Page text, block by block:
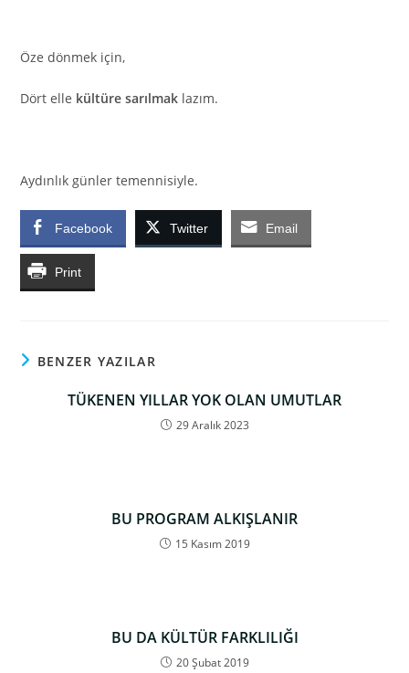
Öze dönmek için,
Dört elle kültüre sarılmak lazım.
Aydınlık günler temennisiyle.
Facebook Twitter Email
Print
BENZER YAZILAR
TÜKENEN YILLAR YOK OLAN UMUTLAR
29 Aralık 2023
BU PROGRAM ALKIŞLANIR
15 Kasım 2019
BU DA KÜLTÜR FARKLILIĞI
20 Şubat 2019